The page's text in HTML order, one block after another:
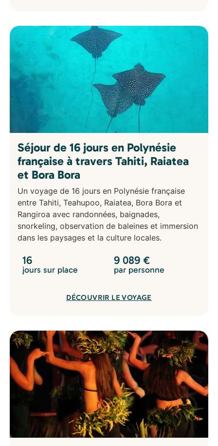
Séjour de 16 jours en Polynésie
française à travers Tahiti, Raiatea
et Bora Bora
Un voyage de 16 jours en Polynésie française
entre Tahiti, Teahupoo, Raiatea, Bora Bora et
Rangiroa avec randonnées, baignades,
snorkeling, observation de baleines et immersion
dans les paysages et la culture locales.
16
jours sur place
9 089 €
par personne
DÉCOUVRIR LE VOYAGE